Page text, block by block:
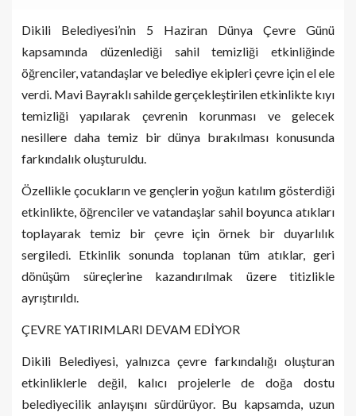
Dikili Belediyesi’nin 5 Haziran Dünya Çevre Günü
kapsamında düzenlediği sahil temizliği etkinliğinde
öğrenciler, vatandaşlar ve belediye ekipleri çevre için el ele
verdi. Mavi Bayraklı sahilde gerçekleştirilen etkinlikte kıyı
temizliği yapılarak çevrenin korunması ve gelecek
nesillere daha temiz bir dünya bırakılması konusunda
farkındalık oluşturuldu.
Özellikle çocukların ve gençlerin yoğun katılım gösterdiği
etkinlikte, öğrenciler ve vatandaşlar sahil boyunca atıkları
toplayarak temiz bir çevre için örnek bir duyarlılık
sergiledi. Etkinlik sonunda toplanan tüm atıklar, geri
dönüşüm süreçlerine kazandırılmak üzere titizlikle
ayrıştırıldı.
ÇEVRE YATIRIMLARI DEVAM EDİYOR
Dikili Belediyesi, yalnızca çevre farkındalığı oluşturan
etkinliklerle değil, kalıcı projelerle de doğa dostu
belediyecilik anlayışını sürdürüyor. Bu kapsamda, uzun